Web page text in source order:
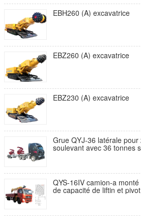
EBH260 (A) excavatrice
EBZ260 (A) excavatrice
EBZ230 (A) excavatrice
Grue QYJ-36 latérale
soulevant avec 36 tonnes
QYS-16IV camion-a
de capacité de liftin et